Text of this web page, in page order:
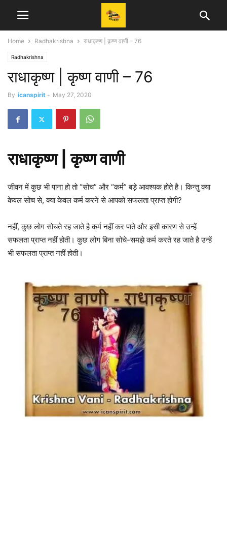
Home Radhakrishna राधाकृष्ण | कृष्ण वाणी – 76
Radhakrishna
राधाकृष्ण | कृष्ण वाणी – 76
By icanspirit - May 27, 2020
राधाकृष्ण | कृष्ण वाणी
जीवन में कुछ भी पाना हो तो “सोच” और “कर्म” बड़े आवश्यक होते है। किन्तु क्या
केवल सोच से, क्या केवल कर्म करने से आपको सफलता प्राप्त होगी?
नहीं, कुछ लोग सोचते रह जाते है कर्म नहीं कर पाते और इसी कारण से उन्हें
सफलता प्राप्त नहीं होती। कुछ लोग बिना सोचे-समझे कर्म करते रह जाते है उन्हें
भी सफलता प्राप्त नहीं होती।